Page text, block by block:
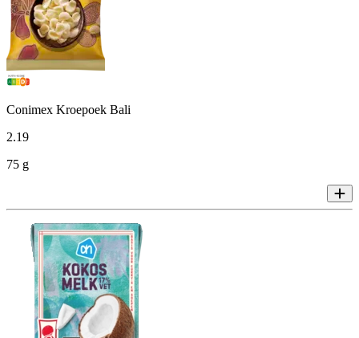
Conimex Kroepoek Bali
2.19
75 g